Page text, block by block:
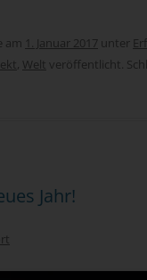
am 1. Januar 2017 unter
, Welt veröffentlicht.
Jahr!